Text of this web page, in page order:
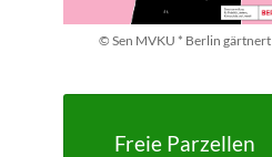
© Sen MVKU * Berlin gärtnert
Freie Parzellen